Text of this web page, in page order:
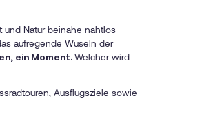
Natur beinahe nahtlos
aufregende Wuseln der
ein Moment.Welcher wird
Ausflugsziele sowie